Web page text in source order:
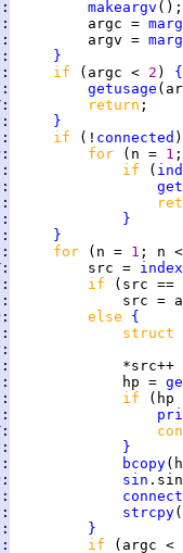
:
makeargv
:
         argc =
:
         argv =
:
}
: if (argc < 2 ) {
: getusage
: return
:
}
: if (! connected
: for (n = 1
: if (
:
:
:
}
:
}
: for (n = 1 ; n
:
         src =
index
: if
(src ==
:
: else {
:
struct
:
:
:
             hp =
: if
(hp
:
:
:
}
: bcopy
:
sin
:
: strcpy(
:
}
: if
(argc <